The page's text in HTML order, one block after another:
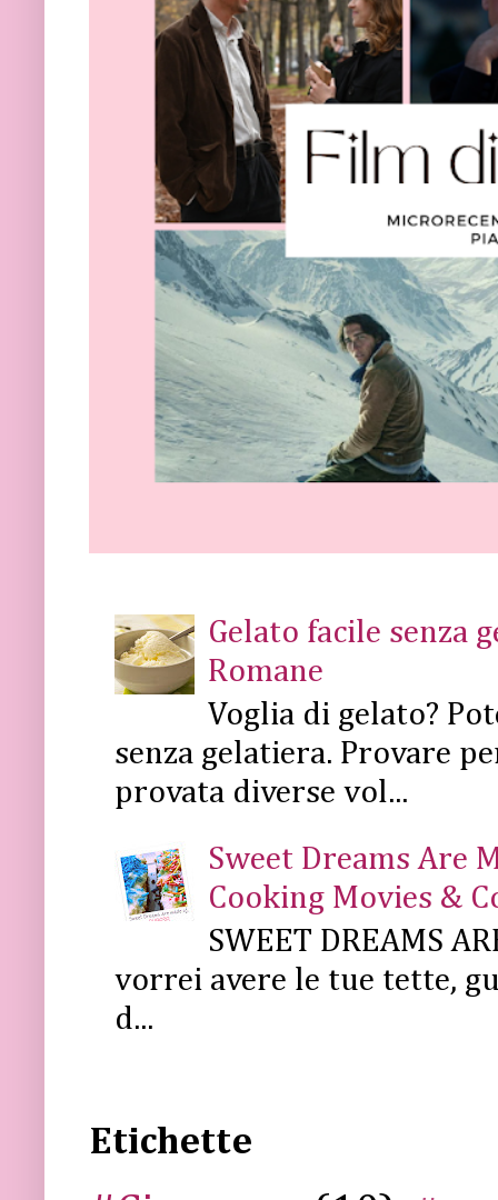
Gelato facile senza
Romane
Voglia di gelato?
senza gelatiera. Provare
provata diverse vol...
Sweet Dreams Are
Cooking Movies &
SWEET DREAMS
vorrei avere le tue tette,
d...
Etichette